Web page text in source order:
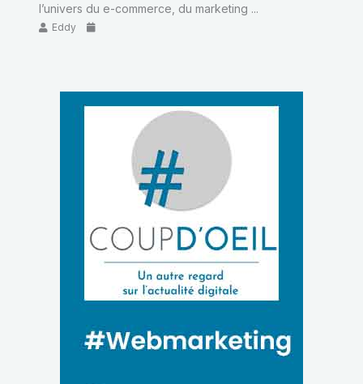
l’univers du e-commerce, du marketing ...
Eddy